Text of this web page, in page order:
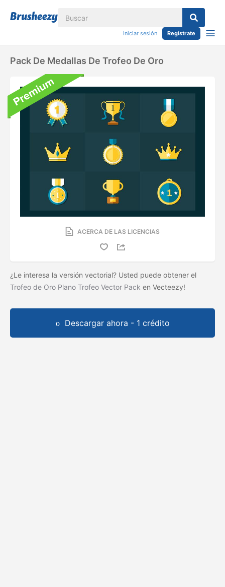
Iniciar sesión Regístrate
Pack De Medallas De Trofeo De Oro
ACERCA DE LAS LICENCIAS
¿Le interesa la versión vectorial? Usted puede obtener el
Trofeo de Oro Plano Trofeo Vector Pack en Vecteezy!
Descargar ahora - 1 crédito